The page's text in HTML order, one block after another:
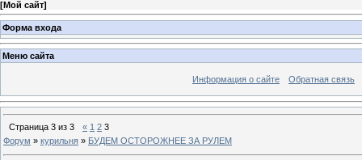
[Мой сайт]
Форма входа
Меню сайта
Информация о сайте Обратная связь
Страница 3 из 3 « 1 2 3
Форум » курильня » БУДЕМ ОСТОРОЖНЕЕ ЗА РУЛЕМ